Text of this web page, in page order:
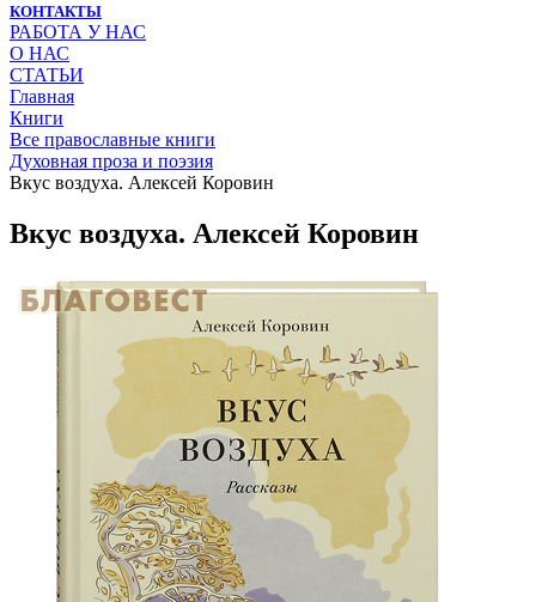
КОНТАКТЫ
РАБОТА У НАС
О НАС
СТАТЬИ
Главная
Книги
Все православные книги
Духовная проза и поэзия
Вкус воздуха. Алексей Коровин
Вкус воздуха. Алексей Коровин